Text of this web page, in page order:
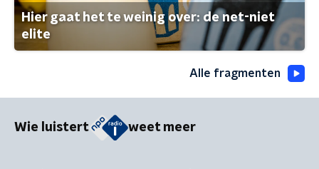
Hier gaat het te weinig over: de net-niet
elite
Alle fragmenten
Wie luistert weet meer